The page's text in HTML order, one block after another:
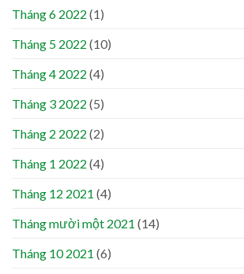
Tháng 6 2022 (1)
Tháng 5 2022 (10)
Tháng 4 2022 (4)
Tháng 3 2022 (5)
Tháng 2 2022 (2)
Tháng 1 2022 (4)
Tháng 12 2021 (4)
Tháng mười một 2021 (14)
Tháng 10 2021 (6)